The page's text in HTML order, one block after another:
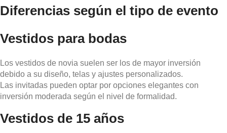
Diferencias según el tipo de evento
Vestidos para bodas
Los vestidos de novia suelen ser los de mayor inversión
debido a su diseño, telas y ajustes personalizados.
Las invitadas pueden optar por opciones elegantes con
inversión moderada según el nivel de formalidad.
Vestidos de 15 años